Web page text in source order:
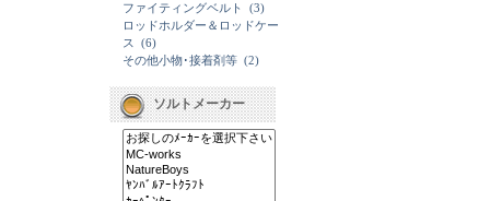
ファイティングベルト
(3)
ロッドホルダー＆ロッドケー
ス
(6)
その他小物･接着剤等 (2)
ソルトメーカー